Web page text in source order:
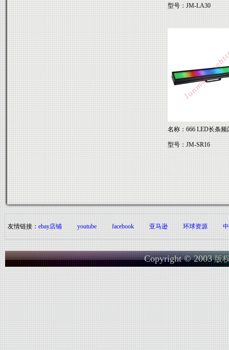
型号：JM-LA30
名称：666 LED长条频
型号：JM-SR16
友情链接： ebay店铺 youtube facebook 亚马逊 环球资源
Copyright © 2003版